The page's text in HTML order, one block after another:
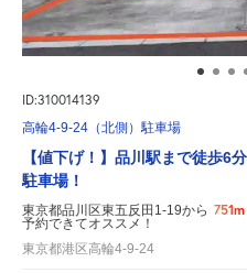
ID:310014139
高輪4-9-24（北側）駐車場
【値下げ！】品川駅まで徒歩6
駐車場！
東京都品川区東五反田1-19から 751m
予約できてオススメ！
東京都港区高輪4-9-24